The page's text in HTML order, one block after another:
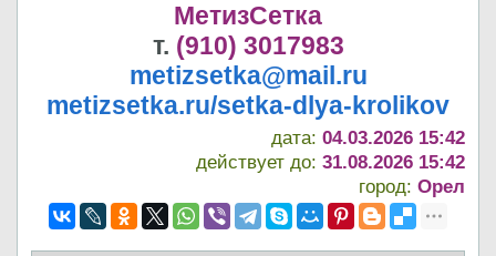
МетизСетка
т. (910) 3017983
metizsetka@mail.ru
metizsetka.ru/setka-dlya-krolikov
дата:04.03.2026 15:42
действует до:31.08.2026 15:42
город:Орел